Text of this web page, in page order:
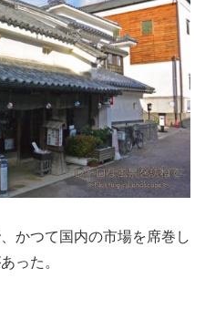
かつて国内の市場を席巻し
った。